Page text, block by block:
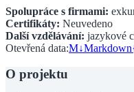
Spolupráce s firmami:
Certifikáty: Neuvedeno
Další vzdělávání: jazykové
Otevřená data:M↓Markdown
O projektu